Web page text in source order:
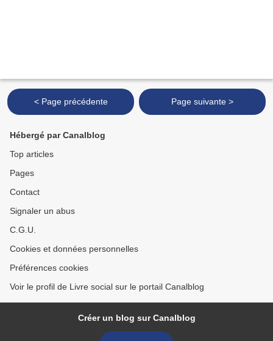
< Page précédente Page suivante >
Hébergé par Canalblog
Top articles
Pages
Contact
Signaler un abus
C.G.U.
Cookies et données personnelles
Préférences cookies
Voir le profil de Livre social sur le portail Canalblog
Créer un blog sur Canalblog